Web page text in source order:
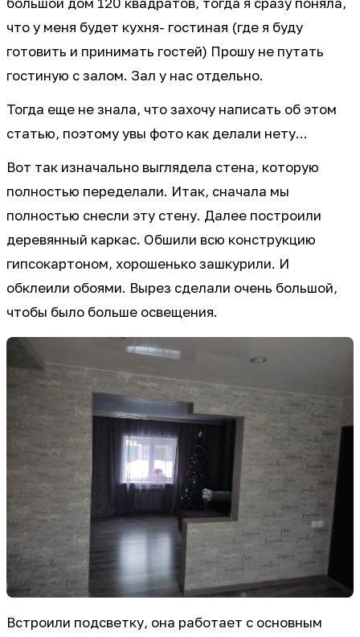
что у меня будет кухня- гостиная (где я буду
готовить и принимать гостей) Прошу не путать
гостиную с залом. Зал у нас отдельно.
Тогда еще не знала, что захочу написать об этом
статью, поэтому увы фото как делали нету...
Вот так изначально выглядела стена, которую
полностью переделали. Итак, сначала мы
полностью снесли эту стену. Далее построили
деревянный каркас. Обшили всю конструкцию
гипсокартоном, хорошенько зашкурили. И
обклеили обоями. Вырез сделали очень большой,
чтобы было больше освещения.
Встроили подсветку, она работает с основным